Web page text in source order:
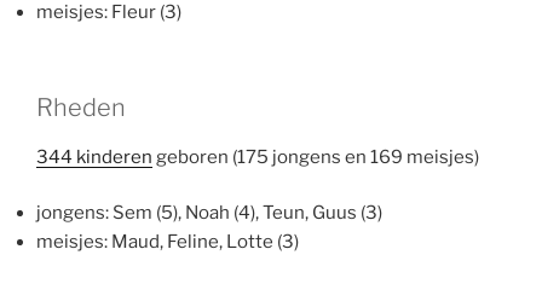
meisjes: Fleur (3)
Rheden
344 kinderen geboren (175 jongens en 169 meisjes)
jongens: Sem (5), Noah (4), Teun, Guus (3)
meisjes: Maud, Feline, Lotte (3)